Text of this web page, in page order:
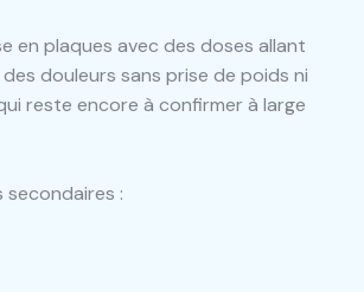
en plaques avec des doses allant
douleurs sans prise de poids ni
reste encore à confirmer à large
: